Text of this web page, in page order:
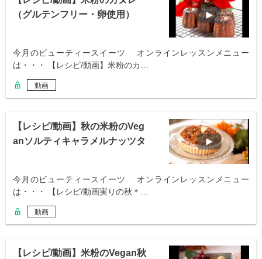
（グルテンフリー・卵使用）
今月のビューティースイーツ オンラインレッスンメニュー
は・・・ 【レシピ/動画】米粉のカ…
動画
【レシピ/動画】秋の米粉のVeg
anソルティキャラメルナッツタ
今月のビューティースイーツ オンラインレッスンメニュー
は・・・ 【レシピ/動画実りの秋＊…
動画
【レシピ/動画】米粉のVegan秋